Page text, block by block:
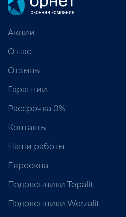
Акции
О нас
Отзывы
Гарантии
Рассрочка 0%
Контакты
Наши работы
Евроокна
Подоконники Topalit
Подоконники Werzalit